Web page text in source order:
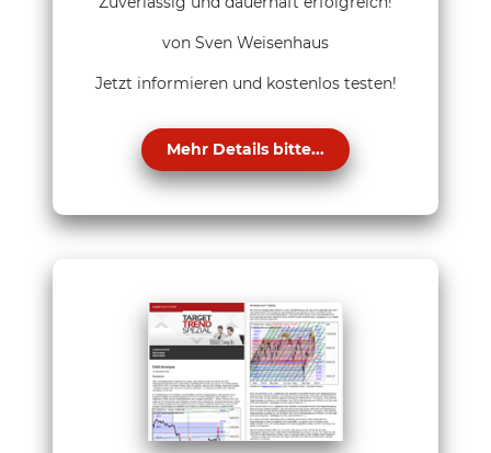
von Sven Weisenhaus
Jetzt informieren und kostenlos testen!
Mehr Details bitte...